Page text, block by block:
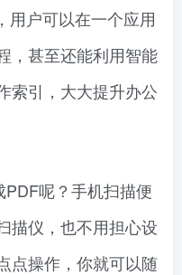
用户可以在一个应用
，甚至还能利用智能
索引，大大提升办公
呢？手机扫描便
描仪，也不用担心设
点操作，你就可以随